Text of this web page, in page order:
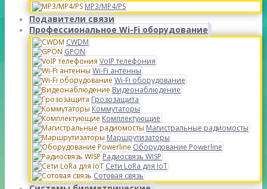
MP3/MP4/PS
Подавители связи
Профессиональное Wi-Fi оборудование
CWDM
GPON
VoIP телефония
Wi-Fi антенны
Wi-Fi оборудование
Видеонаблюдение
Грозозащита
Коммутаторы
Комплектующие
Магистральные радиомосты
Маршрутизаторы
Оборудование Powerline
Радиосвязь WISP
Сети LoRa для IoT
Сотовая связь